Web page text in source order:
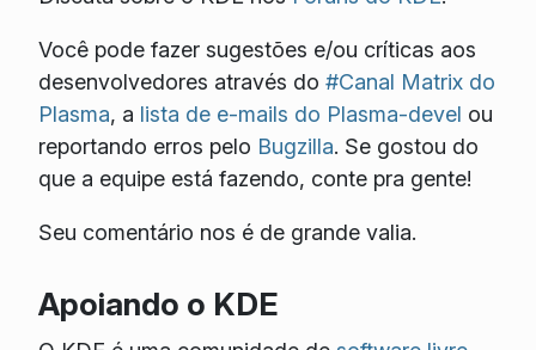
Você pode fazer sugestões e/ou críticas aos
desenvolvedores através do #Canal Matrix do
Plasma, a lista de e-mails do Plasma-devel ou
reportando erros pelo Bugzilla. Se gostou do
que a equipe está fazendo, conte pra gente!
Seu comentário nos é de grande valia.
Apoiando o KDE